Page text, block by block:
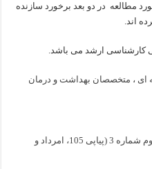
مطالعه در دو بعد برخورد سازنده
اند.
کارشناسی ارشد می باشد.
ای ، متخصصان بهداشت و درمان
سال بیست و سوم شماره 3 (پیاپی 105، امرداد و